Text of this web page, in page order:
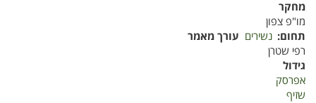
מחקר
מו"פ צפון
תחום נשירים עורך מאמר
רפי שטרן
גידול
אפרסק
שזיף